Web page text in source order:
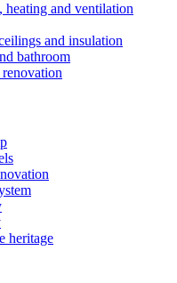
heating and ventilation
and insulation
bathroom
heritage